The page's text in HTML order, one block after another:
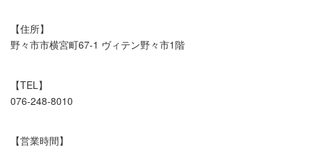
【住所】
野々市市横宮町67-1 ヴィテン野々市1階
【TEL】
076-248-8010
【営業時間】